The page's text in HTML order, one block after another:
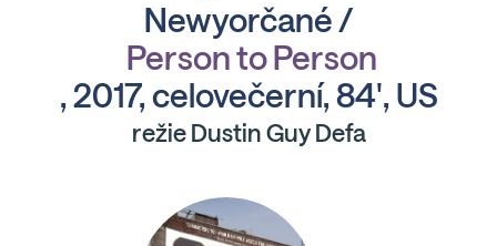
Newyorčané /
Person to Person
, 2017, celovečerní, 84', US
režie Dustin Guy Defa